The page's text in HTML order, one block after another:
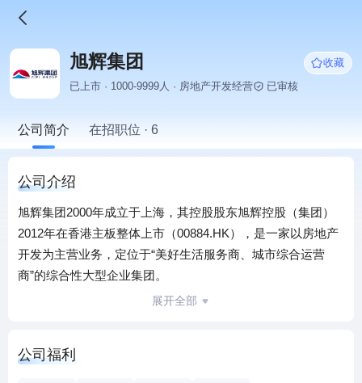
旭辉集团
收藏
已上市 · 1000-9999人 · 房地产开发经营
已审核
公司简介 在招职位 · 6
公司介绍
旭辉集团2000年成立于上海，其控股股东旭辉控股（集团）
2012年在香港主板整体上市（00884.HK），是一家以房地产
开发为主营业务，定位于“美好生活服务商、城市综合运营
商”的综合性大型企业集团。
成立近20年来，秉承“用心构筑美好生活”的使命，旭辉始终追
销售规模突破2300亿，跻身中国房地产开发企业500强榜单
展开全部
公司福利